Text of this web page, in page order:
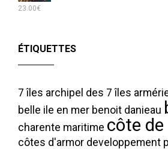
23.00€
ÉTIQUETTES
7 îles archipel des 7 îles
belle ile en mer benoit danieau
charente maritime côte
côtes d'armor developpement